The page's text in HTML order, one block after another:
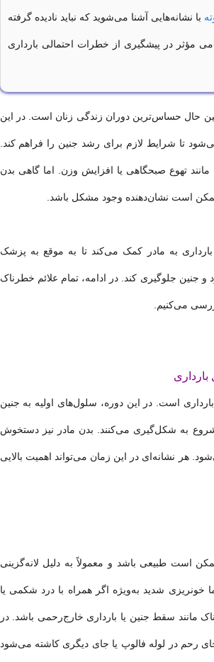
با نشانه‌هایی آشنا می‌شوید که نباید نادیده گرفته
مؤثر در پیشگیری از خطرات احتمالی بارداری
عین حال حساس‌ترین دوران زندگی زنان است. در این
تا شرایط لازم برای رشد جنین را فراهم کند.
مانند تهوع صبحگاهی یا افزایش وزن. اما گاهی بدن
است نشان‌دهنده وجود مشکل باشد.
به مادر کمک می‌کند تا به موقع به پزشک
جنین جلوگیری کند. در ادامه، تمام علائم خطرناک
می‌کنیم.
سه‌ماهه اول شامل هفته‌های ۱ تا ۱۲ بارداری است. در این دوره، سلول‌های اولیه به جنین
شروع به شکل‌گیری می‌کنند. بدن مادر نیز دستخوش
هر نشانه‌ای در این زمان می‌تواند اهمیت بالایی
است طبیعی باشد و معمولاً به دلیل لانه‌گزینی
خونریزی شدید به‌ویژه اگر همراه با درد شکمی یا
مانند سقط جنین یا بارداری خارج‌رحمی باشد. در
رحم در لوله فالوپ یا جای دیگری کاشته می‌شود